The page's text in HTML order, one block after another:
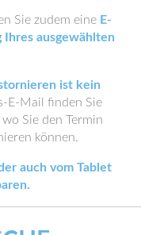
Sie zudem eine E-
Ihres ausgewählten
ist kein
E-Mail finden Sie
Sie den Termin
können.
auch vom Tablet